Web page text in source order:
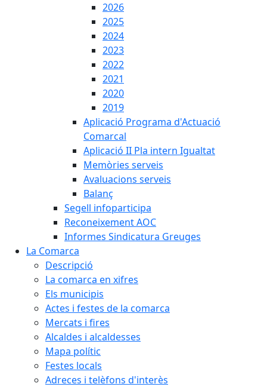
2026
2025
2024
2023
2022
2021
2020
2019
Aplicació Programa d'Actuació
Comarcal
Aplicació II Pla intern Igualtat
Memòries serveis
Avaluacions serveis
Balanç
Segell infoparticipa
Reconeixement AOC
Informes Sindicatura Greuges
La Comarca
Descripció
La comarca en xifres
Els municipis
Actes i festes de la comarca
Mercats i fires
Alcaldes i alcaldesses
Mapa polític
Festes locals
Adreces i telèfons d'interès